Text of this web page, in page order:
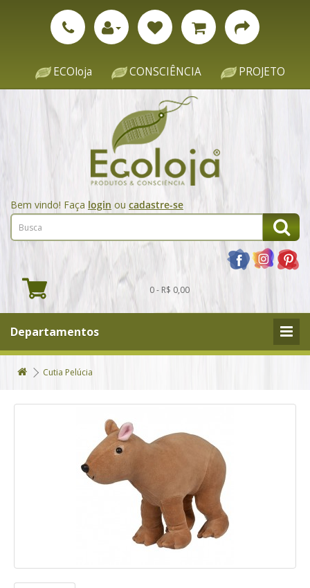
ECOloja CONSCIÊNCIA PROJETO
Bem vindo! Faça login ou cadastre-se
0 - R$ 0,00
Departamentos
Cutia Pelúcia